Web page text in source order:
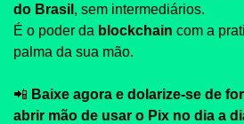
do Brasil , sem intermediários.
É o poder da blockchain com a
palma da sua mão.
📲 Baixe agora e dolarize-se de
abrir mão de usar o Pix no dia a